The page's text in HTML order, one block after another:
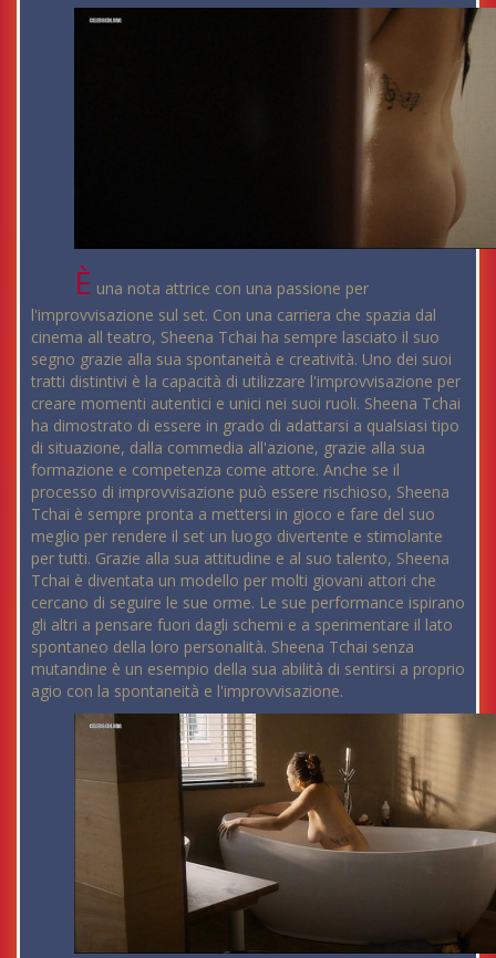
È una nota attrice con una passione per
l'improvvisazione sul set. Con una carriera che spazia dal
cinema all teatro, Sheena Tchai ha sempre lasciato il suo
segno grazie alla sua spontaneità e creatività. Uno dei suoi
tratti distintivi è la capacità di utilizzare l'improvvisazione per
creare momenti autentici e unici nei suoi ruoli. Sheena Tchai
ha dimostrato di essere in grado di adattarsi a qualsiasi tipo
di situazione, dalla commedia all'azione, grazie alla sua
formazione e competenza come attore. Anche se il
processo di improvvisazione può essere rischioso, Sheena
Tchai è sempre pronta a mettersi in gioco e fare del suo
meglio per rendere il set un luogo divertente e stimolante
per tutti. Grazie alla sua attitudine e al suo talento, Sheena
Tchai è diventata un modello per molti giovani attori che
cercano di seguire le sue orme. Le sue performance ispirano
gli altri a pensare fuori dagli schemi e a sperimentare il lato
spontaneo della loro personalità. Sheena Tchai senza
mutandine è un esempio della sua abilità di sentirsi a proprio
agio con la spontaneità e l'improvvisazione.